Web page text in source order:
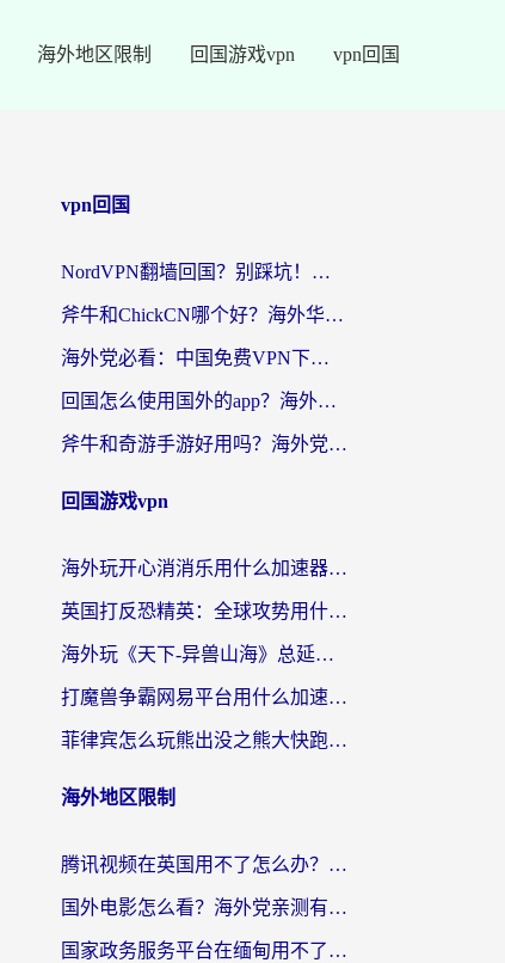
海外地区限制 回国游戏vpn vpn回国
vpn回国
NordVPN翻墙回国？别踩坑！海外党无缝访问国内资源的真实指南
斧牛和ChickCN哪个好？海外华人亲测3款回国加速器+免费试用攻略
海外党必看：中国免费VPN下载避坑指南 + 无缝访问国内资源的终极方案
回国怎么使用国外的app？海外党必看的无缝访问国内资源全攻略
斧牛和奇游手游好用吗？海外党亲测3款回国加速器，选对才能无缝刷国内资源
回国游戏vpn
海外玩开心消消乐用什么加速器最好？2026真实体验指南，告别延迟卡顿
英国打反恐精英：全球攻势用什么加速器？2026年实测有效的国服游戏加速指南
海外玩《天下-异兽山海》总延迟？这篇延迟加速器指南帮你告别卡顿（附日本玩Sky光·遇最高警戒解决方案）
打魔兽争霸网易平台用什么加速器？海外党亲测有效的国服游戏加速指南
菲律宾怎么玩熊出没之熊大快跑？海外党国服游戏加速终极攻略（附3款热门游戏实测）
海外地区限制
腾讯视频在英国用不了怎么办？留学生亲测有效的回国加速器指南
国外电影怎么看？海外党亲测有效的回国加速器选择指南
国家政务服务平台在缅甸用不了怎么办？海外华人必看的回国加速全攻略